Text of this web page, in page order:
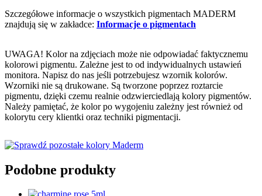
Szczegółowe informacje o wszystkich pigmentach MADERM
znajdują się w zakładce: Informacje o pigmentach
UWAGA! Kolor na zdjęciach może nie odpowiadać faktycznemu
kolorowi pigmentu. Zależne jest to od indywidualnych ustawień
monitora. Napisz do nas jeśli potrzebujesz wzornik kolorów.
Wzorniki nie są drukowane. Są tworzone poprzez roztarcie
pigmentu, dzięki czemu realnie odzwierciedlają kolory pigmentów.
Należy pamiętać, że kolor po wygojeniu zależny jest również od
kolorytu cery klientki oraz techniki pigmentacji.
Podobne produkty